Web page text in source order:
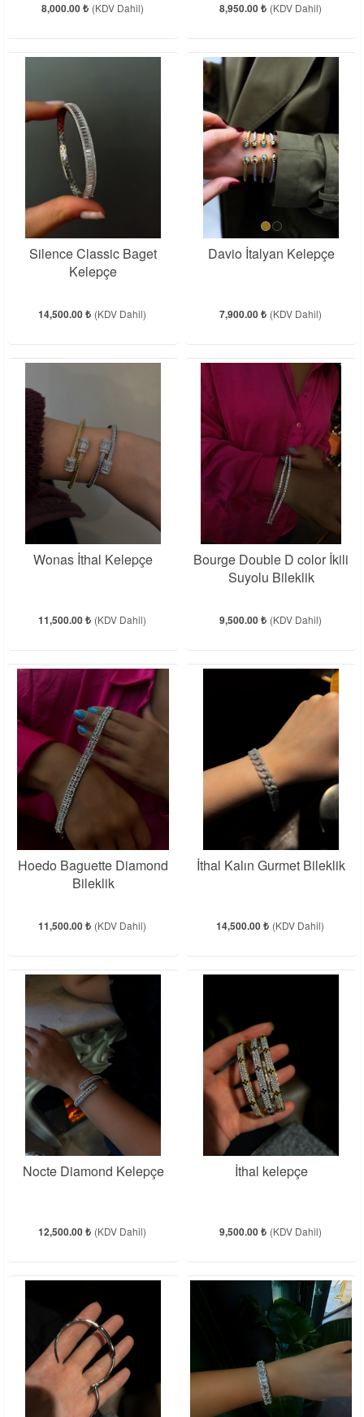
8,000.00 ₺ (KDV Dahil) 8,950.00 ₺ (KDV Dahil)
Silence Classic Baget
Kelepçe
14,500.00 ₺ (KDV Dahil)
Davio İtalyan Kelepçe
7,900.00 ₺ (KDV Dahil)
Wonas İthal Kelepçe
11,500.00 ₺ (KDV Dahil)
Bourge Double D color İkili
Suyolu Bileklik
9,500.00 ₺ (KDV Dahil)
Hoedo Baguette Diamond
Bileklik
11,500.00 ₺ (KDV Dahil)
İthal Kalın Gurmet Bileklik
14,500.00 ₺ (KDV Dahil)
Nocte Diamond Kelepçe
12,500.00 ₺ (KDV Dahil)
İthal kelepçe
9,500.00 ₺ (KDV Dahil)